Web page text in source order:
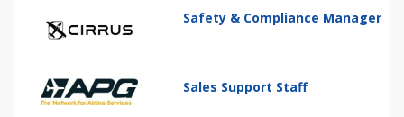
Safety & Compliance Manager
Sales Support Staff